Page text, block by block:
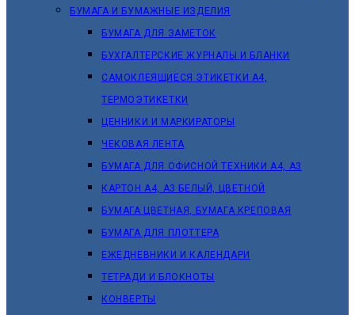
БУМАГА И БУМАЖНЫЕ ИЗДЕЛИЯ
БУМАГА ДЛЯ ЗАМЕТОК
БУХГАЛТЕРСКИЕ ЖУРНАЛЫ И БЛАНКИ
САМОКЛЕЯЩИЕСЯ ЭТИКЕТКИ А4,
ТЕРМОЭТИКЕТКИ
ЦЕННИКИ И МАРКИРАТОРЫ
ЧЕКОВАЯ ЛЕНТА
БУМАГА ДЛЯ ОФИСНОЙ ТЕХНИКИ А4, А3
КАРТОН А4, А3 БЕЛЫЙ, ЦВЕТНОЙ
БУМАГА ЦВЕТНАЯ, БУМАГА КРЕПОВАЯ
БУМАГА ДЛЯ ПЛОТТЕРА
ЕЖЕДНЕВНИКИ И КАЛЕНДАРИ
ТЕТРАДИ И БЛОКНОТЫ
КОНВЕРТЫ